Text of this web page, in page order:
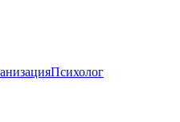
Психолог